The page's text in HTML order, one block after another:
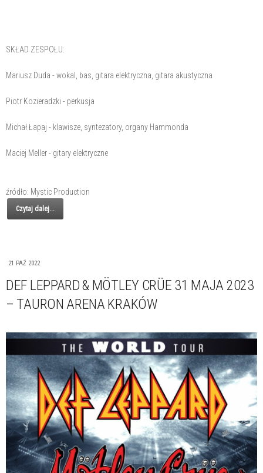
SKŁAD ZESPOŁU:
Mariusz Duda - wokal, bas, gitara elektryczna, gitara akustyczna
Piotr Kozieradzki - perkusja
Michał Łapaj - klawisze, syntezatory, organy Hammonda
Maciej Meller - gitary elektryczne
źródło: Mystic Production
Czytaj dalej...
21 PAŹ 2022
DEF LEPPARD & MÖTLEY CRÜE 31 MAJA 2023
– TAURON ARENA KRAKÓW